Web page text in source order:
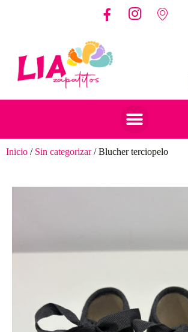
Inicio / Sin categorizar/ Blucher terciopelo